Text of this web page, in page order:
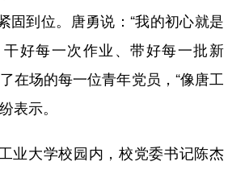
固到位。唐勇说：“我的初心就是
好每一次作业、带好每一批新
在场的每一位青年党员，“像唐工
表示。
大学校园内，校党委书记陈杰